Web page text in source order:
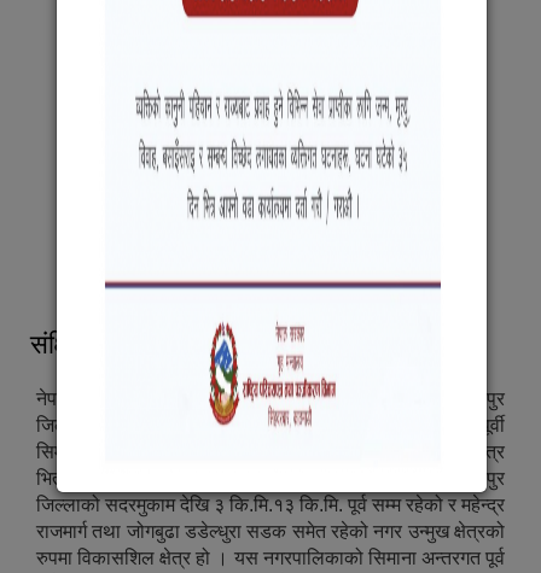
संक्षिप्त परिचय
नेपालको सुदूर पश्चिचम प्रदेश अन्तरगत महाकाली अञ्चल, कञ्चनपुर
जिल्लाको सदरमुकाम महेन्द्रनगर स्थित भिमदत्त नगरपालिकाको पूर्वी
सिमाना संग जोडिएको सुडा गा.वि.स. र दैजी गा.वि.स.को कुल क्षेत्र
भित्र पर्ने सम्पूर्ण क्षेत्र प्रस्तावित बेदकोट नगरपालिका हो । कञ्चनपुर
जिल्लाको सदरमुकाम देखि ३ कि‍.मि.१३ कि.मि. पूर्व सम्म रहेको र महेन्द्र
राजमार्ग तथा जोगबुढा डडेल्धुरा सडक समेत रहेको नगर उन्मुख क्षेत्रको
रुपमा विकासशिल क्षेत्र हो । यस नगरपालिकाको सिमाना अन्तरगत पूर्व